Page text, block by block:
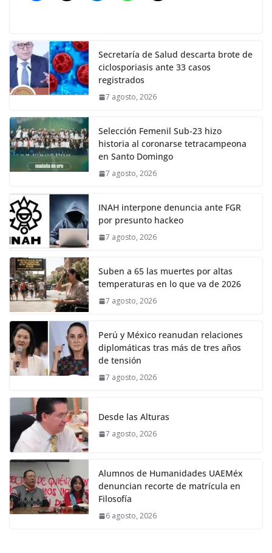
Secretaría de Salud descarta brote de
ciclosporiasis ante 33 casos
registrados
7 agosto, 2026
Selección Femenil Sub-23 hizo
historia al coronarse tetracampeona
en Santo Domingo
7 agosto, 2026
INAH interpone denuncia ante FGR
por presunto hackeo
7 agosto, 2026
Suben a 65 las muertes por altas
temperaturas en lo que va de 2026
7 agosto, 2026
Perú y México reanudan relaciones
diplomáticas tras más de tres años
de tensión
7 agosto, 2026
Desde las Alturas
7 agosto, 2026
Alumnos de Humanidades UAEMéx
denuncian recorte de matrícula en
Filosofía
6 agosto, 2026